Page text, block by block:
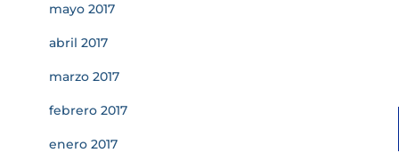
mayo 2017
abril 2017
marzo 2017
febrero 2017
enero 2017